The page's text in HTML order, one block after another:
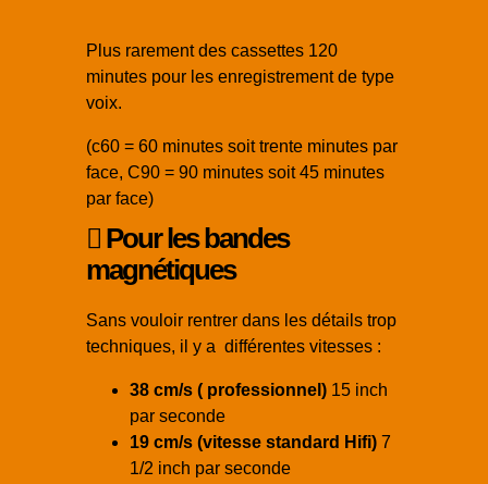
Plus rarement des cassettes 120
minutes pour les enregistrement de type
voix.
(c60 = 60 minutes soit trente minutes par
face, C90 = 90 minutes soit 45 minutes
par face)
Pour les bandes
magnétiques
Sans vouloir rentrer dans les détails trop
techniques, il y a différentes vitesses :
38 cm/s ( professionnel) 15 inch
par seconde
19 cm/s (vitesse standard Hifi) 7
1/2 inch par seconde